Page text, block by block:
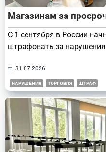
Магазинам за
С 1 сентября в России
штрафовать за нарушения
31.07.2026
НАРУШЕНИЯ ТОРГОВЛЯ ШТРАФ